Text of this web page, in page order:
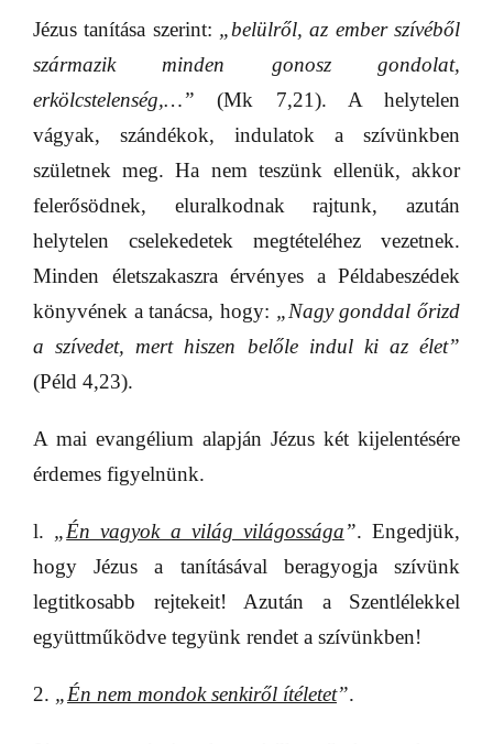
Jézus tanítása szerint: „belülről, az ember szívéből
származik minden gonosz gondolat,
erkölcstelenség,…” (Mk 7,21). A helytelen
vágyak, szándékok, indulatok a szívünkben
születnek meg. Ha nem teszünk ellenük, akkor
felerősödnek, eluralkodnak rajtunk, azután
helytelen cselekedetek megtételéhez vezetnek.
Minden életszakaszra érvényes a Példabeszédek
könyvének a tanácsa, hogy: „Nagy gonddal őrizd
a szívedet, mert hiszen belőle indul ki az élet”
(Péld 4,23).
A mai evangélium alapján Jézus két kijelentésére
érdemes figyelnünk.
l. „Én vagyok a világ világossága”. Engedjük,
hogy Jézus a tanításával beragyogja szívünk
legtitkosabb rejtekeit! Azután a Szentlélekkel
együttműködve tegyünk rendet a szívünkben!
2. „Én nem mondok senkiről ítéletet”.